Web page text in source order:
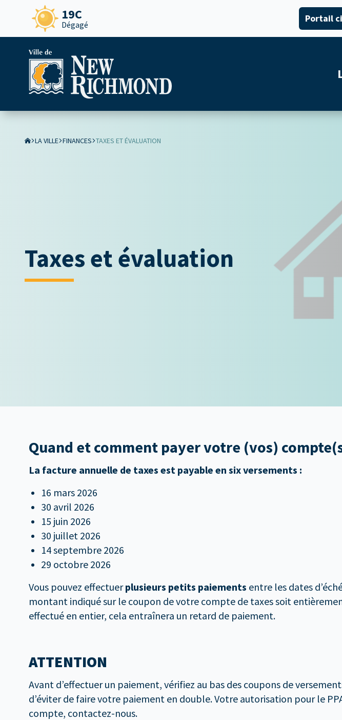
19C
Dégagé
Portail
LA VILLE FINANCES TAXES ET ÉVALUATION
Taxes et évaluation
Quand et comment payer votre (vos)
La facture annuelle de taxes est payable en six versements :
16 mars 2026
30 avril 2026
15 juin 2026
30 juillet 2026
14 septembre 2026
29 octobre 2026
Vous pouvez effectuerplusieurs petits paiements entre les dates
montant indiqué sur le coupon de votre compte de taxes soit
effectué en entier, cela entraînera un retard de paiement.
ATTENTION
Avant d’effectuer un paiement, vérifiez au bas des coupons de
d’éviter de faire votre paiement en double. Votre autorisation pour le
compte, contactez-nous.